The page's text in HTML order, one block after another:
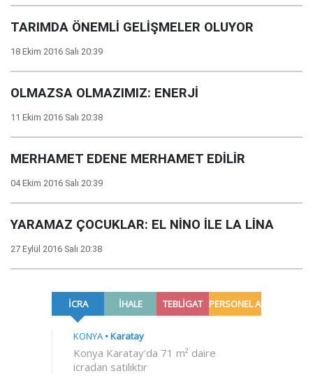
TARIMDA ÖNEMLİ GELİŞMELER OLUYOR
18 Ekim 2016 Salı 20:39
OLMAZSA OLMAZIMIZ: ENERJİ
11 Ekim 2016 Salı 20:38
MERHAMET EDENE MERHAMET EDİLİR
04 Ekim 2016 Salı 20:39
YARAMAZ ÇOCUKLAR: EL NİNO İLE LA LİNA
27 Eylül 2016 Salı 20:38